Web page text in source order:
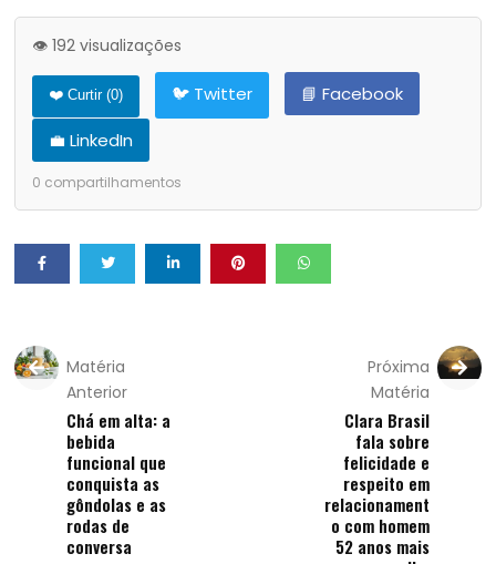
👁️ 192 visualizações
❤️ Curtir (0) 🐦 Twitter
📘 Facebook
💼 LinkedIn
0 compartilhamentos
Matéria
Anterior
Chá em alta: a
bebida
funcional que
conquista as
gôndolas e as
rodas de
conversa
Próxima
Matéria
Clara Brasil
fala sobre
felicidade e
respeito em
relacionament
o com homem
52 anos mais